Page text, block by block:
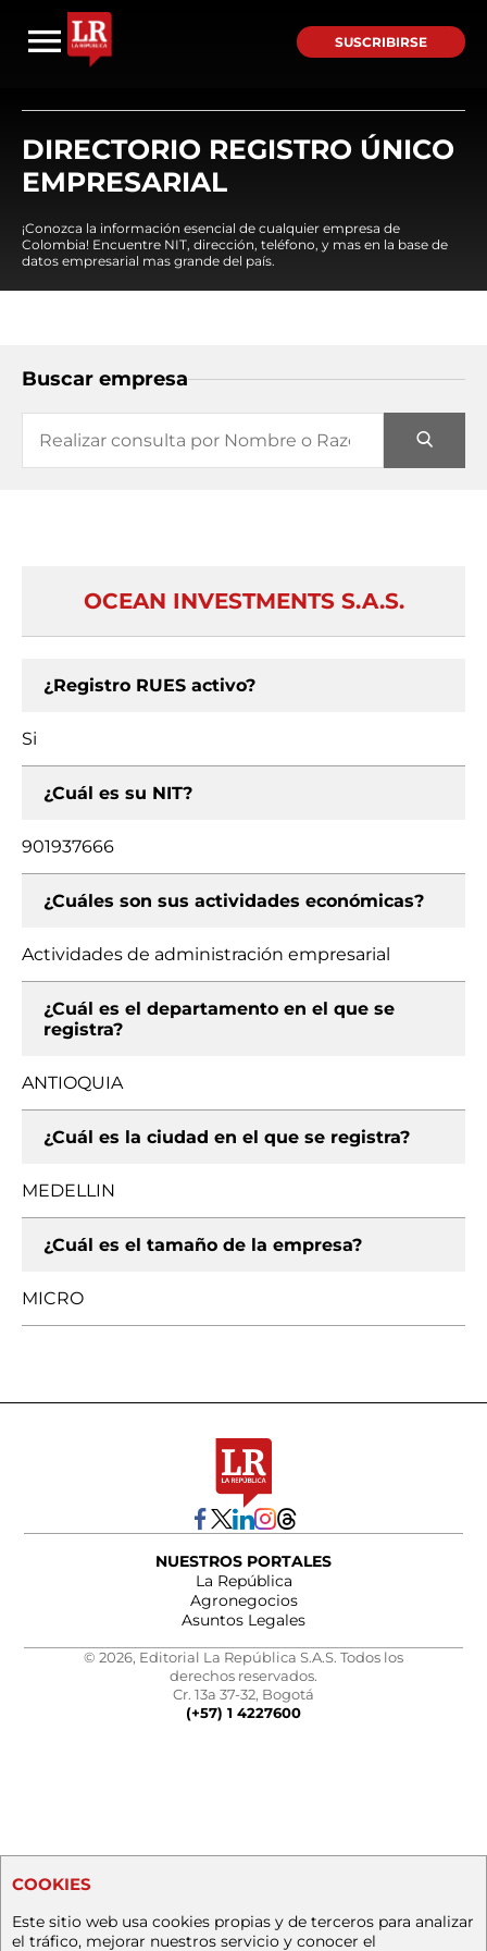
SUSCRIBIRSE
DIRECTORIO REGISTRO ÚNICO
EMPRESARIAL
¡Conozca la información esencial de cualquier empresa de
Colombia! Encuentre NIT, dirección, teléfono, y mas en la base de
datos empresarial mas grande del país.
Buscar empresa
OCEAN INVESTMENTS S.A.S.
¿Registro RUES activo?
Si
¿Cuál es su NIT?
901937666
¿Cuáles son sus actividades económicas?
Actividades de administración empresarial
¿Cuál es el departamento en el que se
registra?
ANTIOQUIA
¿Cuál es la ciudad en el que se registra?
MEDELLIN
¿Cuál es el tamaño de la empresa?
MICRO
NUESTROS PORTALES
La República
Agronegocios
Asuntos Legales
© 2026, Editorial La República S.A.S. Todos los
derechos reservados.
Cr. 13a 37-32, Bogotá
(+57) 1 4227600
COOKIES
Este sitio web usa cookies propias y de terceros para analizar
el tráfico, mejorar nuestros servicio y conocer el